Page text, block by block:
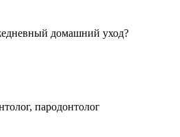
пародонтолог